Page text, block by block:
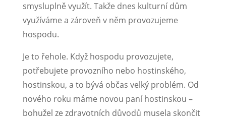
smysluplně využít. Takže dnes kulturní dům
využíváme a zároveň v něm provozujeme
hospodu.
Je to řehole. Když hospodu provozujete,
potřebujete provozního nebo hostinského,
hostinskou, a to bývá občas velký problém. Od
nového roku máme novou paní hostinskou –
bohužel ze zdravotních důvodů musela skončit